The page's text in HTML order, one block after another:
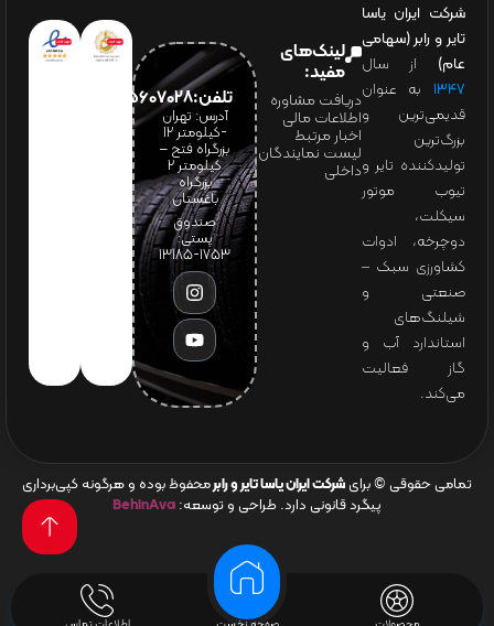
شرکت ایران یاسا
تایر و رابر (سهامی
عام) از سال
۱۳۴۷ به عنوان
قدیمی‌ترین و
بزرگ‌ترین
تولیدکننده تایر و
تیوب موتور
سیکلت،
دوچرخه، ادوات
کشاورزی سبک –
صنعتی و
شیلنگ‌های
استاندارد آب و
گاز فعالیت
می‌کند.
لینک‌های
مفید:
دریافت مشاوره
اطلاعات مالی
اخبار مرتبط
لیست نمایندگان
داخلی
تلفن:65607028(021)
آدرس: تهران
-کیلومتر 12
بزرگراه فتح –
کیلومتر ۲
بزرگراه
باغستان
صندوق
پستی:
1753-13185
تمامی حقوقی © برای شرکت ایران یاسا تایر و رابرمحفوظ بوده و هرگونه کپی‌برداری
پیگرد قانونی دارد. طراحی و توسعه: BehinAva